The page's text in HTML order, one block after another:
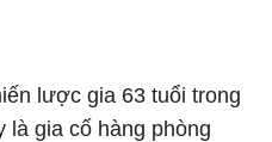
lược gia 63 tuổi trong
là gia cố hàng phòng